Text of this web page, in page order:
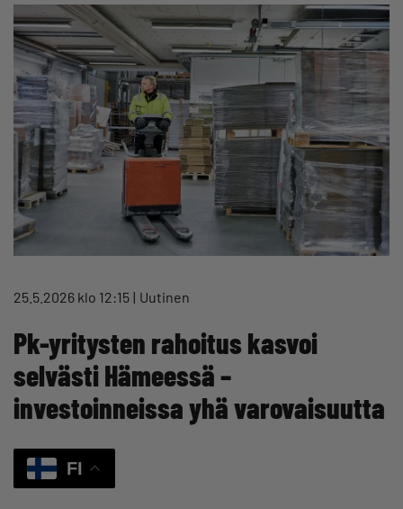
25.5.2026 klo 12:15 Uutinen
Pk-yritysten rahoitus kasvoi
selvästi Hämeessä –
investoinneissa yhä varovaisuutta
FI